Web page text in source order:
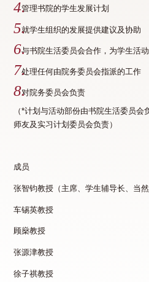
管理书院的学生发展计划
就学生组织的发展提供建议及协助
与书院生活委员会合作，为学生活
处理任何由院务委员会指派的工作
对院务委员会负责
（*计划与活动部份由书院生活委员
师友及实习计划委员会负责）
成员
张智钧教授（主席、学生辅导长、当然
车锡英教授
顾燊教授
张源津教授
徐子祺教授